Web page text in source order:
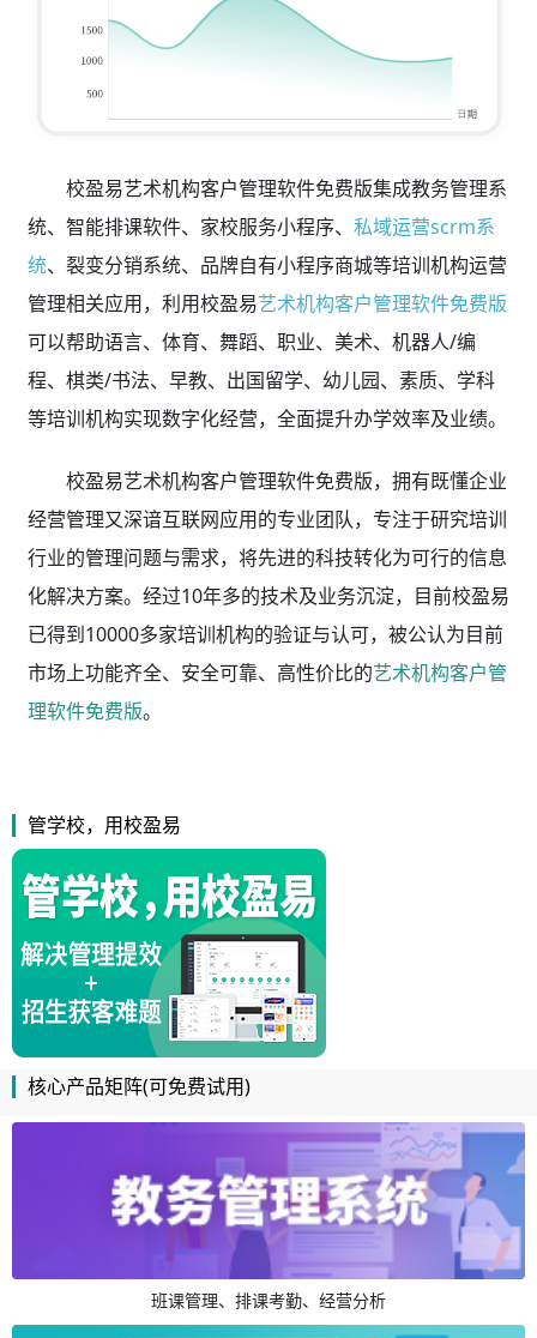
校盈易艺术机构客户管理软件免费版集成教务管理系
统、智能排课软件、家校服务小程序、 私域运营scrm系
统、裂变分销系统、品牌自有小程序商城等培训机构运营
管理相关应用，利用校盈易艺术机构客户管理软件免费版
可以帮助语言、体育、舞蹈、职业、美术、机器人/编
程、棋类/书法、早教、出国留学、幼儿园、素质、学科
等培训机构实现数字化经营，全面提升办学效率及业绩。
校盈易艺术机构客户管理软件免费版，拥有既懂企业
经营管理又深谙互联网应用的专业团队，专注于研究培训
行业的管理问题与需求，将先进的科技转化为可行的信息
化解决方案。经过10年多的技术及业务沉淀，目前校盈易
已得到10000多家培训机构的验证与认可，被公认为目前
市场上功能齐全、安全可靠、高性价比的艺术机构客户管
理软件免费版。
管学校，用校盈易
核心产品矩阵(可免费试用)
班课管理、排课考勤、经营分析